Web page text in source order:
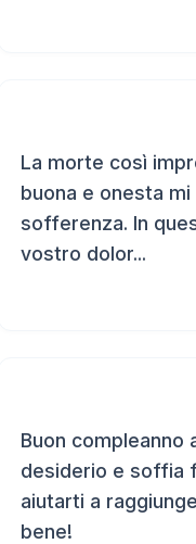
La morte così
buona e onesta
sofferenza. In
vostro dolor...
Buon compleanno
desiderio e soffia
aiutarti a
bene!